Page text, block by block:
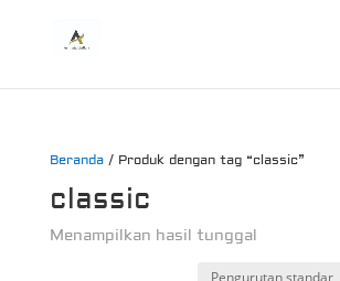
Beranda/ Produk dengan tag “classic”
classic
Menampilkan hasil tunggal